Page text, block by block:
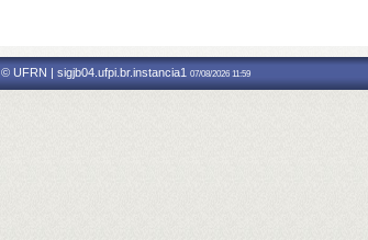
UFRN | sigjb04.ufpi.br.instancia1 07/08/2026 11:59